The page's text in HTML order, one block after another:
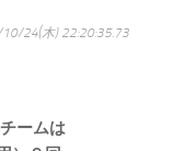
10/24(木) 22:20:35.73
ームは